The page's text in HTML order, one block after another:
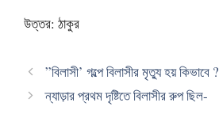
উত্তর: ঠাকুর
”বিলাসী’ গল্পে বিলাসীর মৃত্যু হয় কিভাবে ?
ন্যাড়ার প্রথম দৃষ্টিতে বিলাসীর রুপ ছিল-